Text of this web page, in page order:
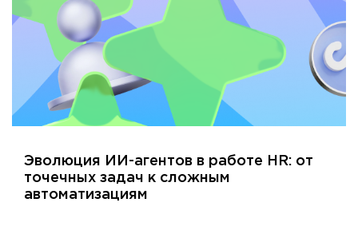
Эволюция ИИ-агентов в работе HR: от
точечных задач к сложным
автоматизациям